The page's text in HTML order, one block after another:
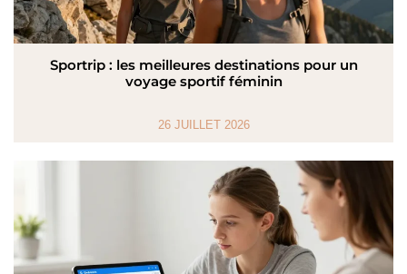
Sportrip : les meilleures destinations pour un
voyage sportif féminin
26 JUILLET 2026